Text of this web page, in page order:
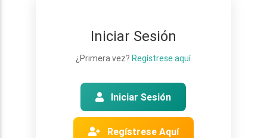
Iniciar Sesión
¿Primera vez?Regístrese aquí
Iniciar Sesión
Regístrese Aquí